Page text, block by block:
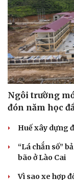
Ngôi trường
đón năm học
Huế xây dựng
“Lá chắn số”
bão ở Lào Cai
Vì sao xe hợp